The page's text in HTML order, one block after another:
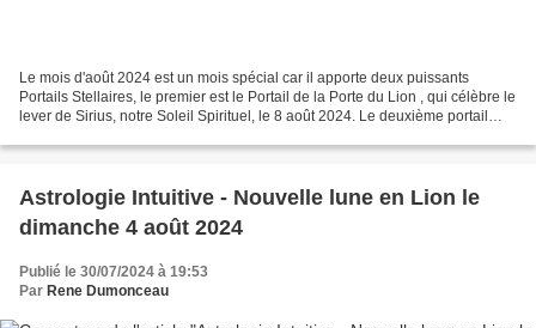
Le mois d'août 2024 est un mois spécial car il apporte deux puissants
Portails Stellaires, le premier est le Portail de la Porte du Lion , qui célèbre le
lever de Sirius, notre Soleil Spirituel, le 8 août 2024. Le deuxième portail
Astrologie Intuitive - Nouvelle lune en Lion le
dimanche 4 août 2024
Publié le 30/07/2024 à 19:53
Par Rene Dumonceau